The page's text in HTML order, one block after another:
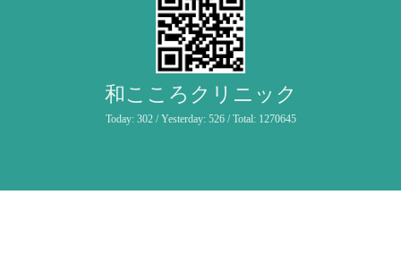
和こころクリニック
Today: 302/ Yesterday: 526/ Total: 1270645